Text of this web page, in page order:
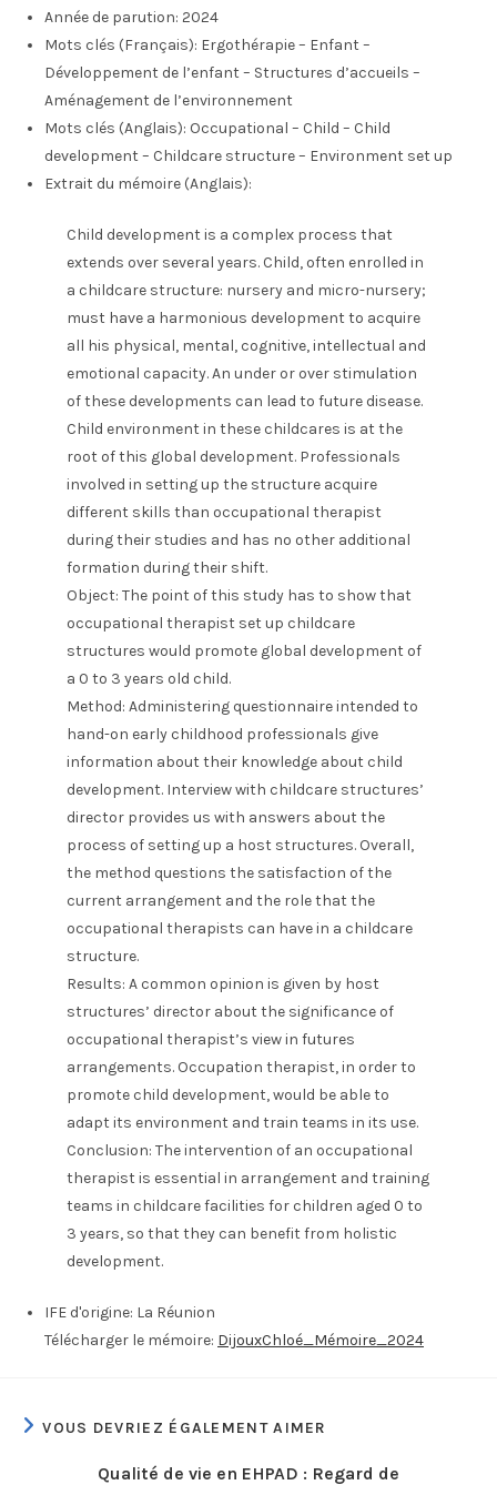
Année de parution: 2024
Mots clés (Français): Ergothérapie – Enfant –
Développement de l’enfant – Structures d’accueils –
Aménagement de l’environnement
Mots clés (Anglais): Occupational – Child – Child
development – Childcare structure – Environment set up
Extrait du mémoire (Anglais):
Child development is a complex process that
extends over several years. Child, often enrolled in
a childcare structure: nursery and micro-nursery;
must have a harmonious development to acquire
all his physical, mental, cognitive, intellectual and
emotional capacity. An under or over stimulation
of these developments can lead to future disease.
Child environment in these childcares is at the
root of this global development. Professionals
involved in setting up the structure acquire
different skills than occupational therapist
during their studies and has no other additional
formation during their shift.
Object: The point of this study has to show that
occupational therapist set up childcare
structures would promote global development of
a 0 to 3 years old child.
Method: Administering questionnaire intended to
hand-on early childhood professionals give
information about their knowledge about child
development. Interview with childcare structures’
director provides us with answers about the
process of setting up a host structures. Overall,
the method questions the satisfaction of the
current arrangement and the role that the
occupational therapists can have in a childcare
structure.
Results: A common opinion is given by host
structures’ director about the significance of
occupational therapist’s view in futures
arrangements. Occupation therapist, in order to
promote child development, would be able to
adapt its environment and train teams in its use.
Conclusion: The intervention of an occupational
therapist is essential in arrangement and training
teams in childcare facilities for children aged 0 to
3 years, so that they can benefit from holistic
development.
IFE d'origine: La Réunion
Télécharger le mémoire: DijouxChloé_Mémoire_2024
VOUS DEVRIEZ ÉGALEMENT AIMER
Qualité de vie en EHPAD : Regard de